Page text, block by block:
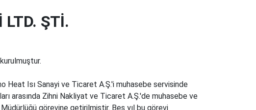
LTD. ŞTİ.
kurulmuştur.
Heat Isı Sanayi ve Ticaret A.Ş.'i muhasebe servisinde
arasında Zihni Nakliyat ve Ticaret A.Ş.'de muhasebe ve
görevine getirilmiştir. Beş yıl bu görevi